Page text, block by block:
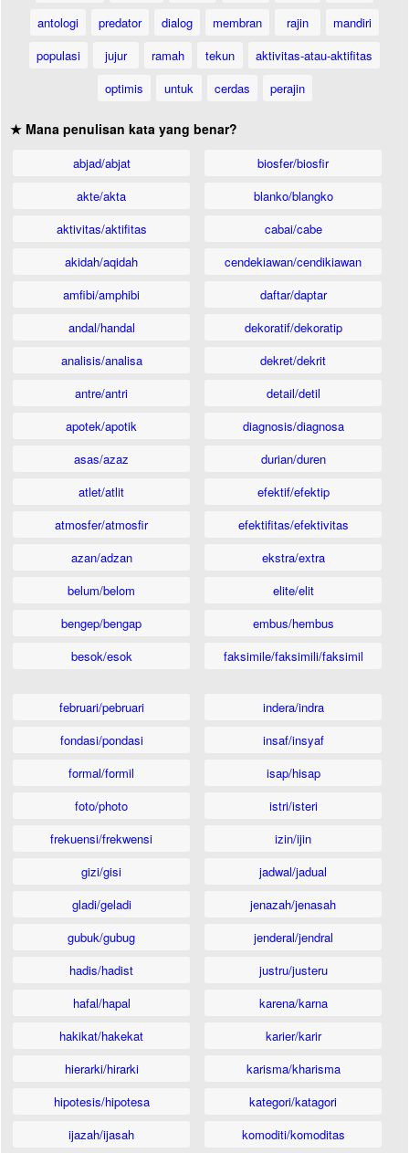
antologi
predator dialog membran rajin
mandiri
populasi
jujur ramah tekun
aktivitas-atau-aktifitas
optimis
untuk cerdas perajin
★ Mana penulisan kata yang benar?
abjad/abjat
akte/akta
aktivitas/aktifitas
akidah/aqidah
amfibi/amphibi
andal/handal
analisis/analisa
antre/antri
apotek/apotik
asas/azaz
atlet/atlit
atmosfer/atmosfir
azan/adzan
belum/belom
bengep/bengap
besok/esok
biosfer/biosfir
blanko/blangko
cabai/cabe
cendekiawan/cendikiawan
daftar/daptar
dekoratif/dekoratip
dekret/dekrit
detail/detil
diagnosis/diagnosa
durian/duren
efektif/efektip
efektifitas/efektivitas
ekstra/extra
elite/elit
embus/hembus
faksimile/faksimili/faksimil
februari/pebruari
fondasi/pondasi
formal/formil
foto/photo
frekuensi/frekwensi
gizi/gisi
gladi/geladi
gubuk/gubug
hadis/hadist
hafal/hapal
hakikat/hakekat
hierarki/hirarki
hipotesis/hipotesa
ijazah/ijasah
indera/indra
insaf/insyaf
isap/hisap
istri/isteri
izin/ijin
jadwal/jadual
jenazah/jenasah
jenderal/jendral
justru/justeru
karena/karna
karier/karir
karisma/kharisma
kategori/katagori
komoditi/komoditas